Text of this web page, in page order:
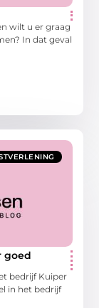
wilt u er graag
In dat geval
goed
bedrijf Kuiper
in het bedrijf